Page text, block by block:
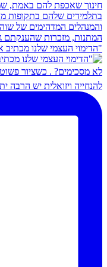
"הדימוי העצמי שלנו מכתיב
להנחייה ויזואלית יש הרבה